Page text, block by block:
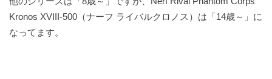
Kronos XVIII-500（ナーフ ライバルクロノス）は「14歳～」に
なってます。